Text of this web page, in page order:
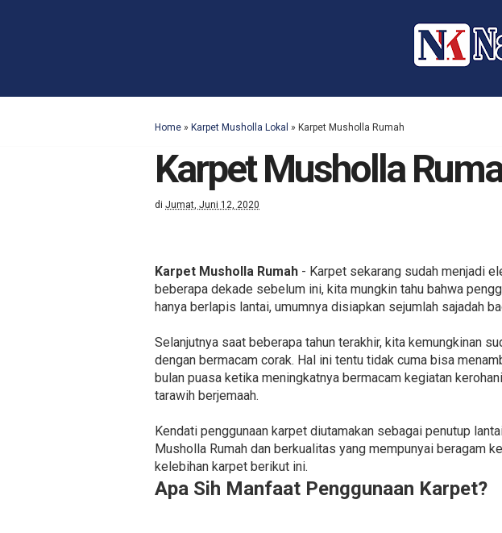
Home » Karpet Musholla Lokal » Karpet Musholla Rumah
Karpet Musholla
di Jumat, Juni 12, 2020
Karpet Musholla Rumah - Karpet sekarang sudah menjadi
beberapa dekade sebelum ini, kita mungkin tahu bahwa
hanya berlapis lantai, umumnya disiapkan sejumlah sajadah
Selanjutnya saat beberapa tahun terakhir, kita kemungkinan
dengan bermacam corak. Hal ini tentu tidak cuma bisa
bulan puasa ketika meningkatnya bermacam kegiatan
tarawih berjemaah.
Kendati penggunaan karpet diutamakan sebagai penutup
Musholla Rumah dan berkualitas yang mempunyai beragam
kelebihan karpet berikut ini.
Apa Sih Manfaat Penggunaan Karpet?